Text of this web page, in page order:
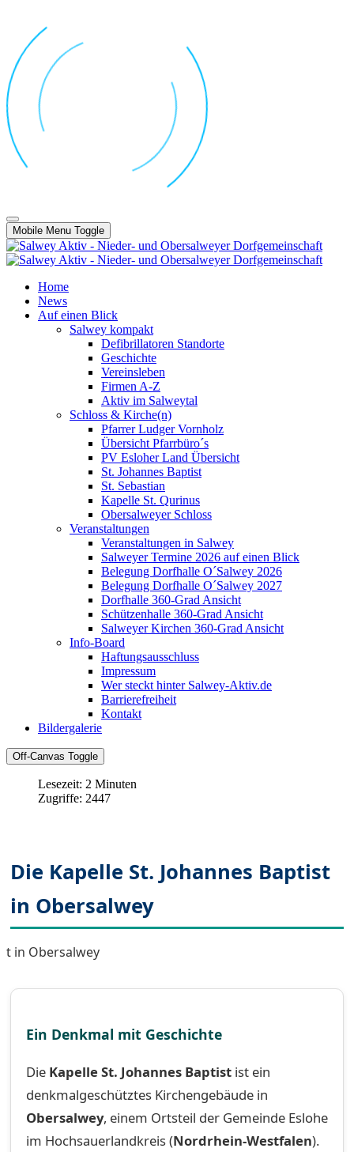
Mobile Menu Toggle
Home
News
Auf einen Blick
Salwey kompakt
Defibrillatoren Standorte
Geschichte
Vereinsleben
Firmen A-Z
Aktiv im Salweytal
Schloss & Kirche(n)
Pfarrer Ludger Vornholz
Übersicht Pfarrbüro´s
PV Esloher Land Übersicht
St. Johannes Baptist
St. Sebastian
Kapelle St. Qurinus
Obersalweyer Schloss
Veranstaltungen
Veranstaltungen in Salwey
Salweyer Termine 2026 auf einen Blick
Belegung Dorfhalle O´Salwey 2026
Belegung Dorfhalle O´Salwey 2027
Dorfhalle 360-Grad Ansicht
Schützenhalle 360-Grad Ansicht
Salweyer Kirchen 360-Grad Ansicht
Info-Board
Haftungsausschluss
Impressum
Wer steckt hinter Salwey-Aktiv.de
Barrierefreiheit
Kontakt
Bildergalerie
Off-Canvas Toggle
Lesezeit: 2 Minuten
Zugriffe: 2447
Die Kapelle St. Johannes Baptist
in Obersalwey
Ein Denkmal mit Geschichte
Die Kapelle St. Johannes Baptistist ein
denkmalgeschütztes Kirchengebäude in
Obersalwey, einem Ortsteil der Gemeinde Eslohe
im Hochsauerlandkreis (Nordrhein-Westfalen).